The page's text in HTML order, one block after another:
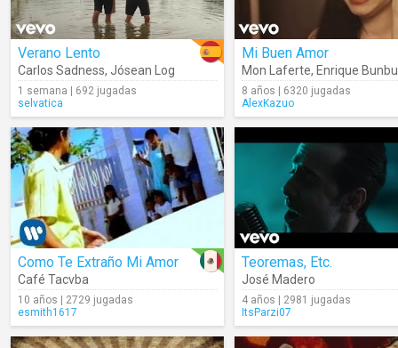
Verano Lento
Carlos Sadness, Jósean Log
1 semana | 692 jugadas
selvatica
Mi Buen Amor
Mon Laferte, Enrique
8 años | 6320 jugadas
AlexKazuo
Como Te Extraño Mi Amor
Café Tacvba
10 años | 2729 jugadas
esmith1617
Teoremas, Etc.
José Madero
4 años | 2981 jugadas
ItsParzi07